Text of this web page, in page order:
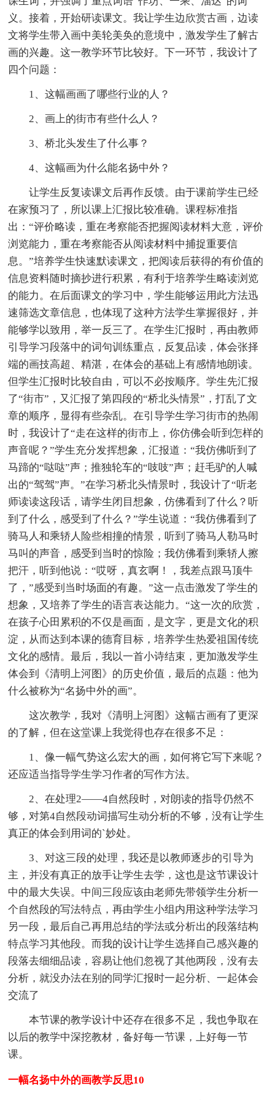
义。接着，开始研读课文。我让学生边欣赏古画，边读
文将学生带入画中美轮美奂的意境中，激发学生了解古
画的兴趣。这一教学环节比较好。下一环节，我设计了
四个问题：
1、这幅画画了哪些行业的人？
2、画上的街市有些什么人？
3、桥北头发生了什么事？
4、这幅画为什么能名扬中外？
让学生反复读课文后再作反馈。由于课前学生已经
在家预习了，所以课上汇报比较准确。课程标准指
出：“评价略读，重在考察能否把握阅读材料大意，评价
浏览能力，重在考察能否从阅读材料中捕捉重要信
息。”培养学生快速默读课文，把阅读后获得的有价值的
信息资料随时摘抄进行积累，有利于培养学生略读浏览
的能力。在后面课文的学习中，学生能够运用此方法迅
速筛选文章信息，也体现了这种方法学生掌握很好，并
能够学以致用，举一反三了。在学生汇报时，再由教师
引导学习段落中的词句训练重点，反复品读，体会张择
端的画技高超、精湛，在体会的基础上有感情地朗读。
但学生汇报时比较自由，可以不必按顺序。学生先汇报
了“街市”，又汇报了第四段的“桥北头情景”，打乱了文
章的顺序，显得有些杂乱。在引导学生学习街市的热闹
时，我设计了“走在这样的街市上，你仿佛会听到怎样的
声音呢？”学生充分发挥想象，汇报道：“我仿佛听到了
马蹄的“哒哒”声；推独轮车的“吱吱”声；赶毛驴的人喊
出的“驾驾”声。”在学习桥北头情景时，我设计了“听老
师读读这段话，请学生闭目想象，仿佛看到了什么？听
到了什么，感受到了什么？”学生说道：“我仿佛看到了
骑马人和乘轿人险些相撞的情景，听到了骑马人勒马时
马叫的声音，感受到当时的惊险；我仿佛看到乘轿人擦
把汗，听到他说：“哎呀，真玄啊！，我差点跟马顶牛
了，”感受到当时场面的有趣。”这一点击激发了学生的
想象，又培养了学生的语言表达能力。“这一次的欣赏，
在孩子心田累积的不仅是画面，是文字，更是文化的积
淀，从而达到本课的德育目标，培养学生热爱祖国传统
文化的感情。最后，我以一首小诗结束，更加激发学生
体会到《清明上河图》的历史价值，最后的点题：他为
什么被称为“名扬中外的画”。
这次教学，我对《清明上河图》这幅古画有了更深
的了解，但在这堂课上我觉得也存在很多不足：
1、像一幅气势这么宏大的画，如何将它写下来呢？
还应适当指导学生学习作者的写作方法。
2、在处理2——4自然段时，对朗读的指导仍然不
够，对第4自然段动词描写生动分析的不够，没有让学生
真正的体会到用词的`妙处。
3、对这三段的处理，我还是以教师逐步的引导为
主，并没有真正的放手让学生去学，这也是这节课设计
中的最大失误。中间三段应该由老师先带领学生分析一
个自然段的写法特点，再由学生小组内用这种学法学习
另一段，最后自己再用总结的学法或分析出的段落结构
特点学习其他段。而我的设计让学生选择自己感兴趣的
段落去细细品读，容易让他们忽视了其他两段，没有去
分析，就没办法在别的同学汇报时一起分析、一起体会
交流了
本节课的教学设计中还存在很多不足，我也争取在
以后的教学中深挖教材，备好每一节课，上好每一节
课。
一幅名扬中外的画教学反思10